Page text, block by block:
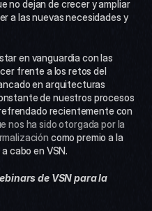
no dejan de crecer y ampliar
a las nuevas necesidades y
en vanguardia con las
frente a los retos del
en arquitecturas
de nuestros procesos
recientemente con
nos ha sido otorgada por la
como premio a la
cabo en VSN.
de VSN para la